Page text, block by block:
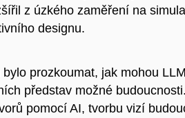
z úzkého zaměření na
designu.
bylo prozkoumat, jak mohou
představ možné
pomocí AI, tvorbu vizí